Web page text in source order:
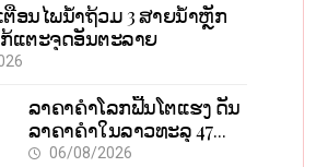
ຕືອນໄພນໍ້າຖ້ວມ 3 ສາຍນໍ້າຫຼັກ
ແຕະຈຸດອັນຕະລາຍ
ລາຄາຄຳໂລກຟື້ນໂຕແຮງ ດັນ
ລາຄາຄຳໃນລາວທະລຸ 47
ລ້ານກີບຕໍ່ບາດ
06/08/2026